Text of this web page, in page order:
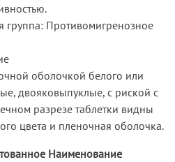
группа: Противомигренозное
оболочкой белого или
двояковыпуклые, с риской с
разрезе таблетки видны
цвета и пленочная оболочка.
Наименование